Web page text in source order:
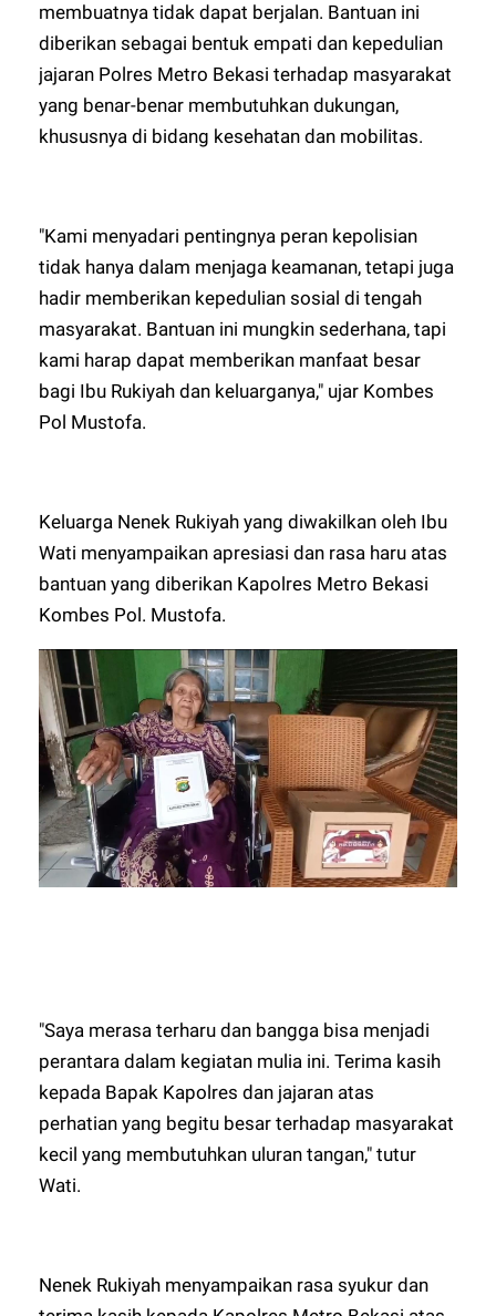
membuatnya tidak dapat berjalan. Bantuan ini
diberikan sebagai bentuk empati dan kepedulian
jajaran Polres Metro Bekasi terhadap masyarakat
yang benar-benar membutuhkan dukungan,
khususnya di bidang kesehatan dan mobilitas.
"Kami menyadari pentingnya peran kepolisian
tidak hanya dalam menjaga keamanan, tetapi juga
hadir memberikan kepedulian sosial di tengah
masyarakat. Bantuan ini mungkin sederhana, tapi
kami harap dapat memberikan manfaat besar
bagi Ibu Rukiyah dan keluarganya," ujar Kombes
Pol Mustofa.
Keluarga Nenek Rukiyah yang diwakilkan oleh Ibu
Wati menyampaikan apresiasi dan rasa haru atas
bantuan yang diberikan Kapolres Metro Bekasi
Kombes Pol. Mustofa.
"Saya merasa terharu dan bangga bisa menjadi
perantara dalam kegiatan mulia ini. Terima kasih
kepada Bapak Kapolres dan jajaran atas
perhatian yang begitu besar terhadap masyarakat
kecil yang membutuhkan uluran tangan," tutur
Wati.
Nenek Rukiyah menyampaikan rasa syukur dan